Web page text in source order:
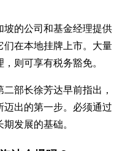
坡的公司和基金经理提供
们在本地挂牌上市。大量
则可享有税务豁免。
部长徐芳达早前指出，
出的第一步。必须通过
发展的基础。